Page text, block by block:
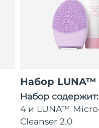
Набор LUNA™
Набор
4 и LUNA™
Cleanser 2.0